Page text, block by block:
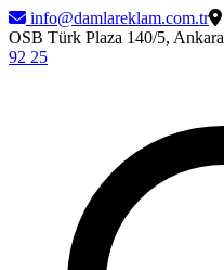
info@damlareklam.com.tr
OSB Türk Plaza 140/5, Ankara
92 25